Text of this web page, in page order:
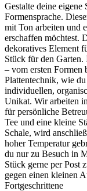
Gestalte deine
Formensprache.
mit Ton arbeiten und
erschaffen möchtest.
dekoratives Element
Stück für den Garten.
– vom ersten Formen
Plattentechnik, wie
individuellen,
Unikat. Wir arbeiten
für persönliche
Tee und eine kleine
Schale, wird
hoher Temperatur
du nur zu Besuch in
Stück gerne per Post
gegen einen kleinen
Fortgeschrittene